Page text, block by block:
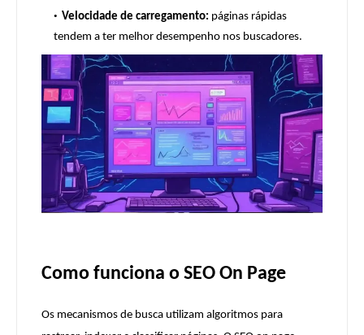
Velocidade de carregamento: páginas rápidas
tendem a ter melhor desempenho nos buscadores.
Como funciona o SEO On Page
Os mecanismos de busca utilizam algoritmos para